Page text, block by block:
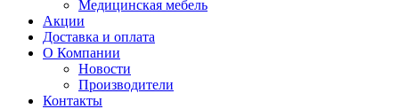
Медицинская мебель
Акции
Доставка и оплата
О Компании
Новости
Производители
Контакты